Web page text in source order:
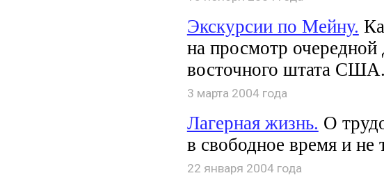
Экскурсии по Мейну.
на просмотр очередной
восточного штата США.
3 марта 2004 года
Лагерная жизнь. О
в свободное время и не
22 января 2004 года